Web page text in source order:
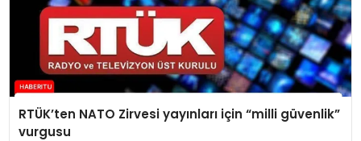
RTÜK’ten NATO Zirvesi yayınları için “milli güvenlik”
vurgusu